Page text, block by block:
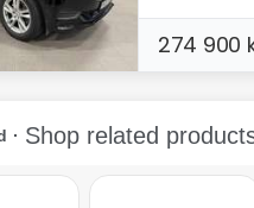
274 900